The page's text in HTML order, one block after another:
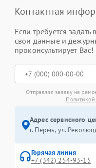
Контактная
Если требуется задать
свои данные и
проконсультирует Вас!
Отправляя заявку на
Политикой
Адрес сервисного
г. Пермь, ул.
Горячая линия
+7 (342) 254-93-15